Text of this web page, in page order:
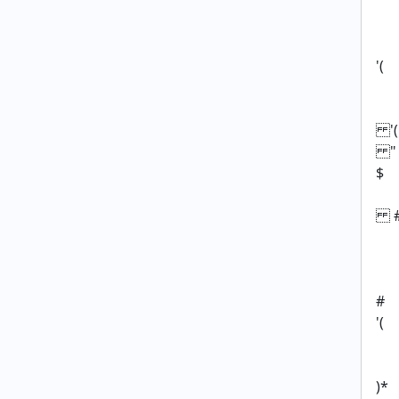
'(
'(
"
$
#
'(
)*